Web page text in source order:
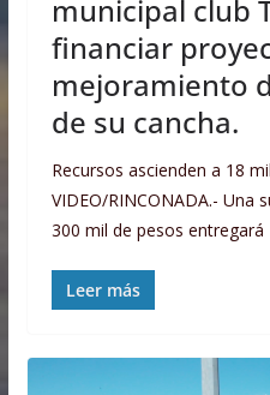
municipal club
financiar
mejoramiento
de su cancha.
Recursos ascienden a 18
VIDEO/RINCONADA.- Una
300 mil de pesos entregará
Leer más